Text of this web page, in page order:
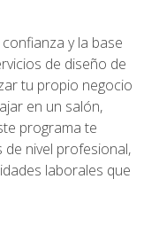
y la base
de diseño de
tu propio negocio
en un salón,
programa te
nivel profesional,
laborales que